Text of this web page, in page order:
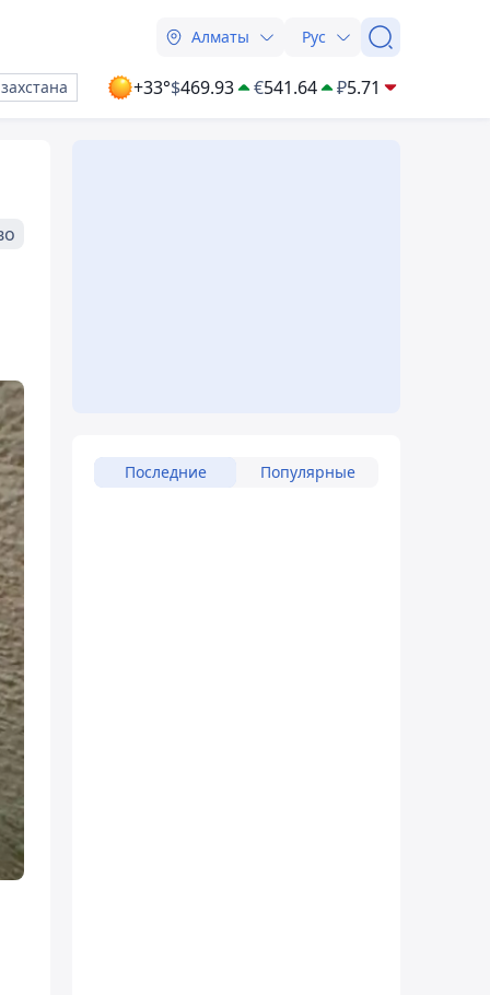
Алматы Рус
+33°$469.93 €541.64 ₽5.71
Последние Популярные